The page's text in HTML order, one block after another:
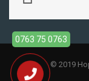
© 2019
0763 75 0763